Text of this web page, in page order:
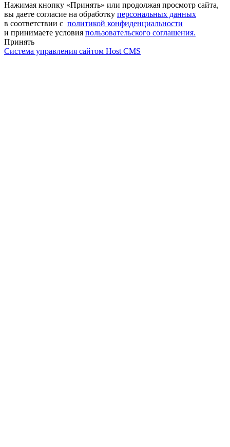
Нажимая кнопку «Принять» или продолжая просмотр сайта,
вы даете согласие на обработку персональных данных
в соответствии с политикой конфиденциальности
и принимаете условия пользовательского соглашения.
Принять
Система управления сайтом Host CMS